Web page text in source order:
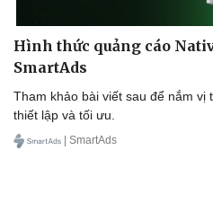
Hình thức quảng cáo
SmartAds
Tham khảo bài viết sau để nắm vị
thiết lập và tối ưu.
| SmartAds